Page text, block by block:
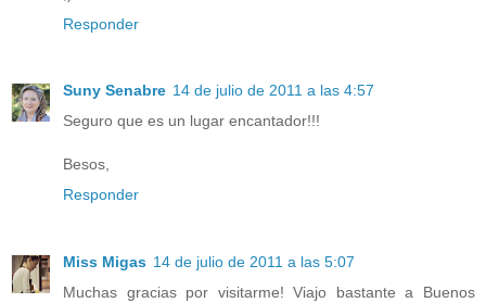
Responder
Suny Senabre 14 de julio de 2011 a las 4:57
Seguro que es un lugar encantador!!!
Besos,
Responder
Miss Migas 14 de julio de 2011 a las 5:07
Muchas gracias por visitarme! Viajo bastante a Buenos